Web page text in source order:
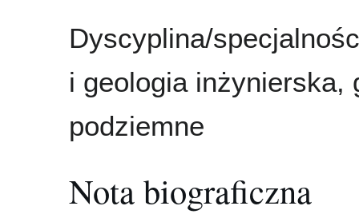
Dyscyplina/
i geologia inżynierska,
podziemne
Nota biograficzna